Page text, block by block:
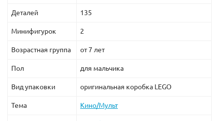
Деталей 135
Минифигурок 2
Возрастная группа от 7 лет
Пол для мальчика
Вид упаковки оригинальная коробка LEGO
Тема Кино/Мульт